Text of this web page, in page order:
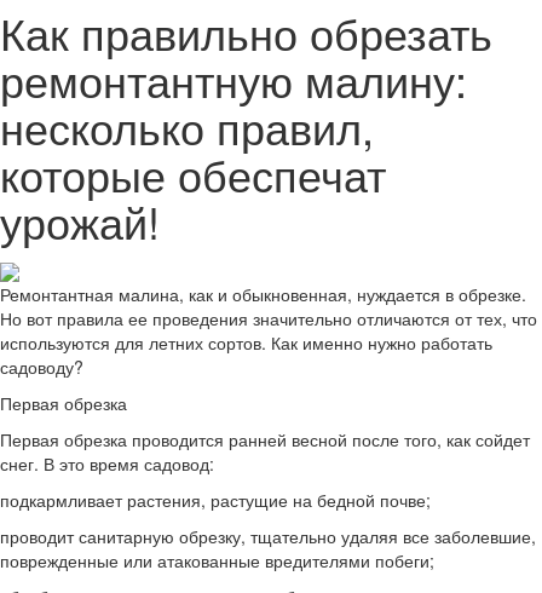
Как правильно обрезать
ремонтантную малину:
несколько правил,
которые обеспечат
урожай!
Ремонтантная малина, как и обыкновенная, нуждается в обрезке.
Но вот правила ее проведения значительно отличаются от тех, что
используются для летних сортов. Как именно нужно работать
садоводу?
Первая обрезка
Первая обрезка проводится ранней весной после того, как сойдет
снег. В это время садовод:
подкармливает растения, растущие на бедной почве;
проводит санитарную обрезку, тщательно удаляя все заболевшие,
поврежденные или атакованные вредителями побеги;